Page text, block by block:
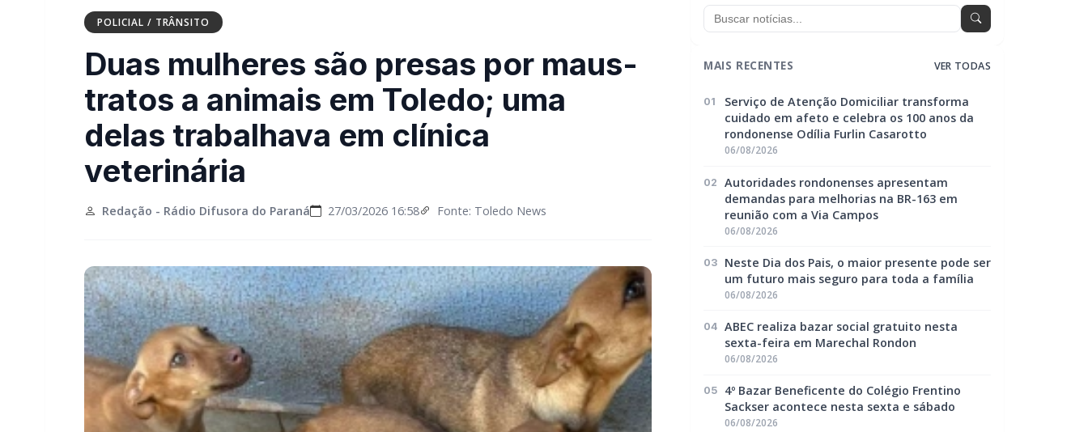
POLICIAL / TRÂNSITO
Duas mulheres são presas por maus-
tratos a animais em Toledo; uma
delas trabalhava em clínica
veterinária
Redação - Rádio Difusora do Paraná 27/03/2026 16:58 Fonte: Toledo News
MAIS RECENTES VER TODAS
01
Serviço de Atenção Domiciliar transforma
cuidado em afeto e celebra os 100 anos da
rondonense Odília Furlin Casarotto
06/08/2026
02
Autoridades rondonenses apresentam
demandas para melhorias na BR-163 em
reunião com a Via Campos
06/08/2026
03
Neste Dia dos Pais, o maior presente pode ser
um futuro mais seguro para toda a família
06/08/2026
04 ABEC realiza bazar social gratuito nesta
sexta-feira em Marechal Rondon
06/08/2026
05
4º Bazar Beneficente do Colégio Frentino
Sackser acontece nesta sexta e sábado
06/08/2026